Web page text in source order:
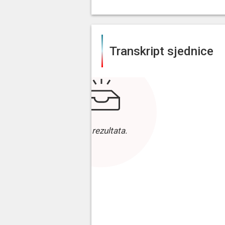
Transkript sjednice
Bez rezultata.